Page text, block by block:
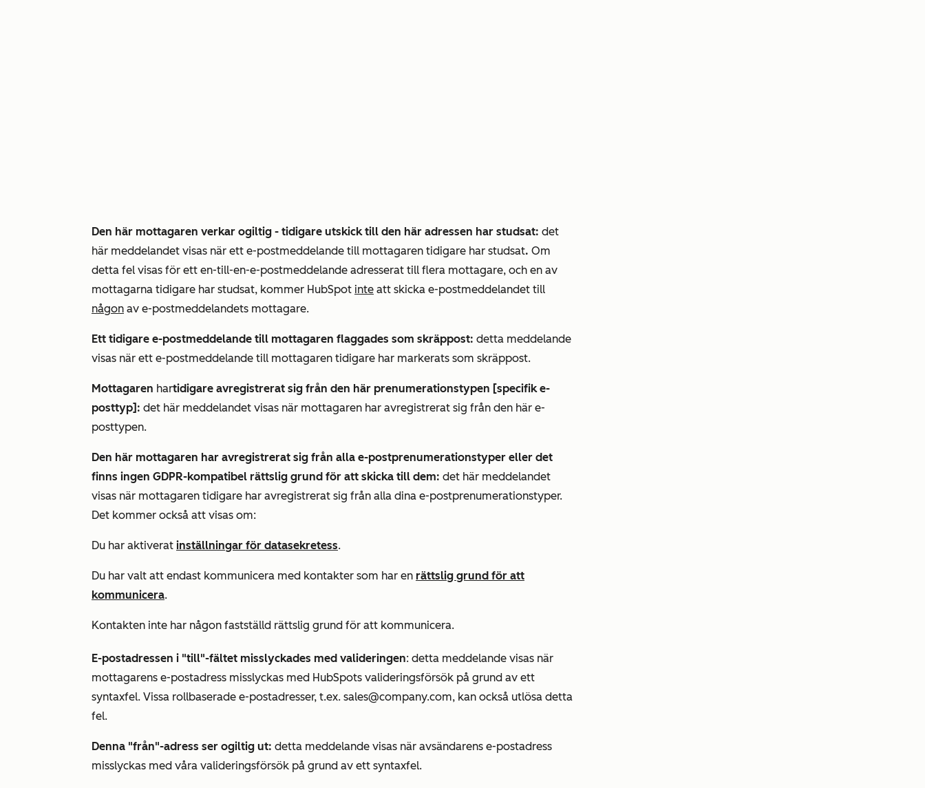
Den här mottagaren verkar ogiltig - tidigare utskick till den här adressen har studsat: det
här meddelandet visas när ett e-postmeddelande till mottagaren tidigare har studsat. Om
detta fel visas för ett en-till-en-e-postmeddelande adresserat till flera mottagare, och en av
mottagarna tidigare har studsat, kommer HubSpot inte att skicka e-postmeddelandet till
någon av e-postmeddelandets mottagare.
Ett tidigare e-postmeddelande till mottagaren flaggades som skräppost: detta meddelande
visas när ett e-postmeddelande till mottagaren tidigare har markerats som skräppost.
Mottagaren hartidigare avregistrerat sig från den här prenumerationstypen [specifik e-
posttyp]: det här meddelandet visas när mottagaren har avregistrerat sig från den här e-
posttypen.
Den här mottagaren har avregistrerat sig från alla e-postprenumerationstyper eller det
finns ingen GDPR-kompatibel rättslig grund för att skicka till dem: det här meddelandet
visas när mottagaren tidigare har avregistrerat sig från alla dina e-postprenumerationstyper.
Det kommer också att visas om:
Du har aktiverat inställningar för datasekretess.
Du har valt att endast kommunicera med kontakter som har en rättslig grund för att
kommunicera.
Kontakten inte har någon fastställd rättslig grund för att kommunicera.
E-postadressen i "till"-fältet misslyckades med valideringen: detta meddelande visas när
mottagarens e-postadress misslyckas med HubSpots valideringsförsök på grund av ett
syntaxfel. Vissa rollbaserade e-postadresser, t.ex. sales@company.com, kan också utlösa detta
fel.
Denna "från"-adress ser ogiltig ut: detta meddelande visas när avsändarens e-postadress
misslyckas med våra valideringsförsök på grund av ett syntaxfel.